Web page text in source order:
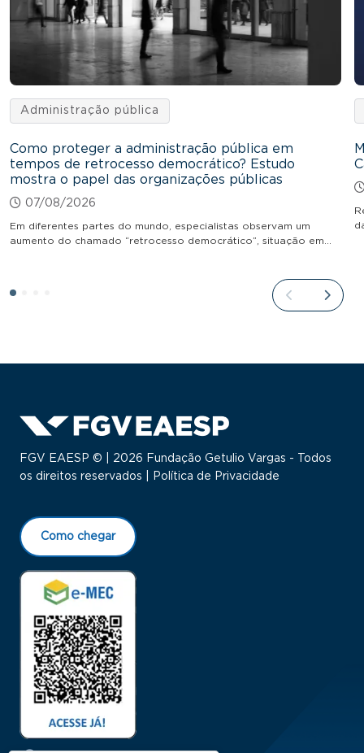
Administração pública
Como proteger a administração pública em
tempos de retrocesso democrático? Estudo
mostra o papel das organizações públicas
07/08/2026
Em diferentes partes do mundo, especialistas observam um
aumento do chamado “retrocesso democrático”, situação em…
FGV EAESP © | 2026 Fundação Getulio Vargas - Todos
os direitos reservados |
Política de Privacidade
Como chegar
Menu Rodapé 1